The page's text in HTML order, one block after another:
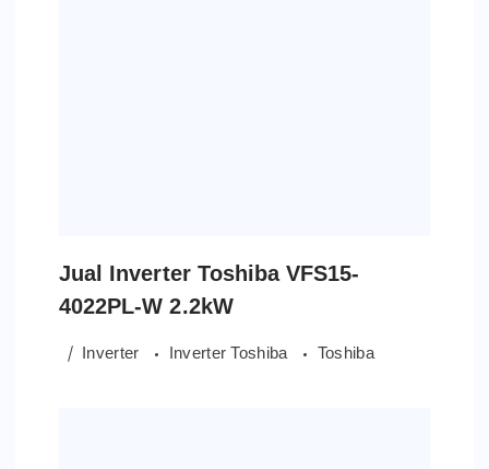
Jual Inverter Toshiba VFS15-
4022PL-W 2.2kW
Inverter Inverter Toshiba Toshiba